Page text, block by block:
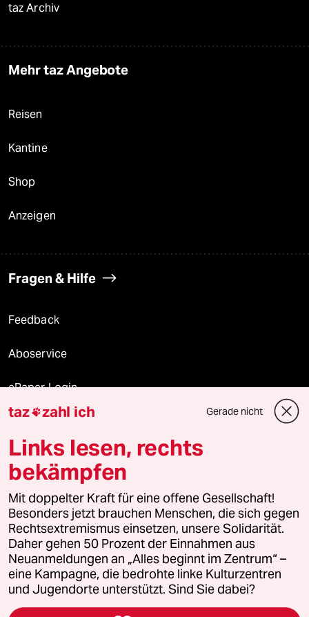
taz Archiv
Mehr taz Angebote
Reisen
Kantine
Shop
Anzeigen
Fragen & Hilfe
Feedback
Aboservice
ePaper Login
Downloads für Abonnierende
© 2026 taz Verlags und Vertriebs GmbH
Alle Rechte vorbehalten. Bei rechtlichen Fragen oder für Genehmigungen
wenden Sie sich bitte an
lizenzen@taz.de
Feedback Redaktionsstatut Kommune-Richtlinien
Leitlinie Informant Datenschutz Impressum AGB
taz zahl ich Gerade nicht
Links lesen, rechts
bekämpfen
Mit doppelter Kraft für eine offene Gesellschaft!
Besonders jetzt brauchen Menschen, die sich gegen
Rechtsextremismus einsetzen, unsere Solidarität.
Daher gehen 50 Prozent der Einnahmen aus
Neuanmeldungen an „Alles beginnt im Zentrum“ –
eine Kampagne, die bedrohte linke Kulturzentren
und Jugendorte unterstützt. Sind Sie dabei?